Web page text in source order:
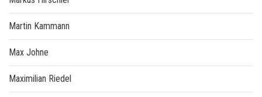
Martin Kammann
Max Johne
Maximilian Riedel